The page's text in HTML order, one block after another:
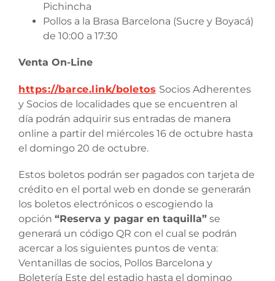
Pichincha
Pollos a la Brasa Barcelona (Sucre y Boyacá)
de 10:00 a 17:30
Venta On-Line
https://barce.link/boletos Socios Adherentes
y Socios de localidades que se encuentren al
día podrán adquirir sus entradas de manera
online a partir del miércoles 16 de octubre hasta
el domingo 20 de octubre.
Estos boletos podrán ser pagados con tarjeta de
crédito en el portal web en donde se generarán
los boletos electrónicos o escogiendo la
opción “Reserva y pagar en taquilla” se
generará un código QR con el cual se podrán
acercar a los siguientes puntos de venta:
Ventanillas de socios, Pollos Barcelona y
Boletería Este del estadio hasta el domingo